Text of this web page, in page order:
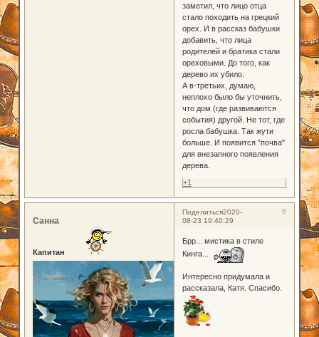
заметил, что лицо отца
стало походить на грецкий
орех. И в рассказ бабушки
добавить, что лица
родителей и братика стали
ореховыми. До того, как
дерево их убило.
А в-третьих, думаю,
неплохо было бы уточнить,
что дом (где развиваются
события) другой. Не тот, где
росла бабушка. Так жути
больше. И появится "почва"
для внезапного появления
дерева.
+1
Поделиться 6
2020-
08-23 19:40:29
Санна
Капитан
Брр... мистика в стиле
Кинга...
Интересно придумала и
рассказала, Катя. Спасибо.